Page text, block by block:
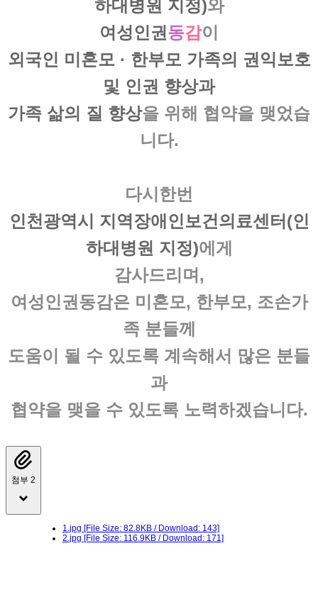
하대병원 지정)와
여성인권 동감이
외국인 미혼모 · 한부모 가족의 권익보호
및 인권 향상과
가족 삶의 질 향상을 위해 협약을 맺었습
니다.
다시한번
인천광역시 지역장애인보건의료센터(인
하대병원 지정)에게
감사드리며,
여성인권동감은 미혼모, 한부모, 조손가
족 분들께
도움이 될 수 있도록 계속해서 많은 분들
과
협약을 맺을 수 있도록 노력하겠습니다.
첨부 2
1.jpg [File Size: 82.8KB / Download: 143]
2.jpg [File Size: 116.9KB / Download: 171]